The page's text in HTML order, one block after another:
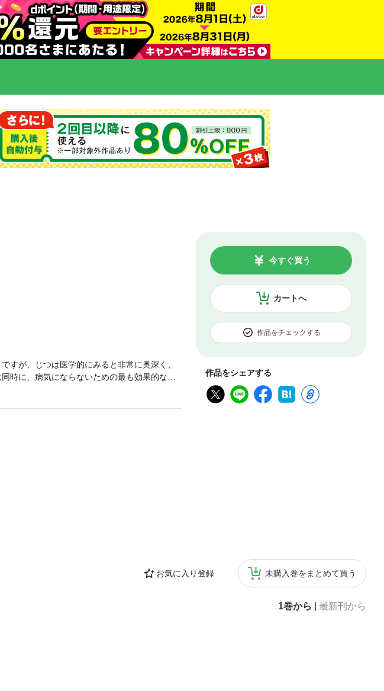
カートへ
今すぐ買う
作品をチェックする
作品をシェアする
お気に入り登録 未購入巻をまとめて買う
1巻から 最新刊から
すが、じつは医学的にみると非常に奥深く、
時に、病気にならないための最も効果的な
、最新の医学の知見から答えを見出したのが
れぞれの臓器に与えられた「寿命」ともいえ
しまった瞬間、その臓器の機能が一気に低下
、病気にならないという「福音」なのです。
康はもちろん美容にも、ダイエットにも効果
ャレンジしてみてはいかがでしょう。「一
ない第３条 小腹対策をしない第４条 「空